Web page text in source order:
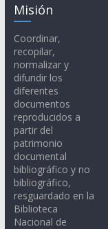
Misión
Coordinar,
recopilar,
normalizar y
difundir los
diferentes
documentos
reproducidos a
partir del
patrimonio
documental
bibliográfico y no
bibliográfico,
resguardado en la
Biblioteca
Nacional de